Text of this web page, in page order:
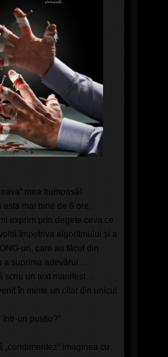
mea frumoasă!
mai bine de 6 ore.
exprim prin degete ceva ce
împotriva algoritmului și a
uri, care au făcut din
a suprima adevărul…
scriu un text manifest…
în minte un citat din unicul
un pustiu?”
„condimentez” imaginea cu